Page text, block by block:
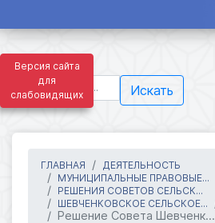
Версия сайта
для
слабовидящих
Искать
ГЛАВНАЯ
ДЕЯТЕЛЬНОСТЬ
МУНИЦИПАЛЬНЫЕ ПРАВОВЫЕ...
РЕШЕНИЯ СОВЕТОВ СЕЛЬСК...
ШЕВЧЕНКОВСКОЕ СЕЛЬСКОЕ...
Решение Совета Шевченк...